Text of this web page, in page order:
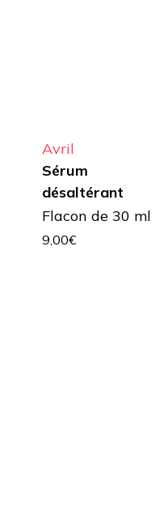
Avril
Sérum
désaltérant
Flacon de 30 ml
9,00€